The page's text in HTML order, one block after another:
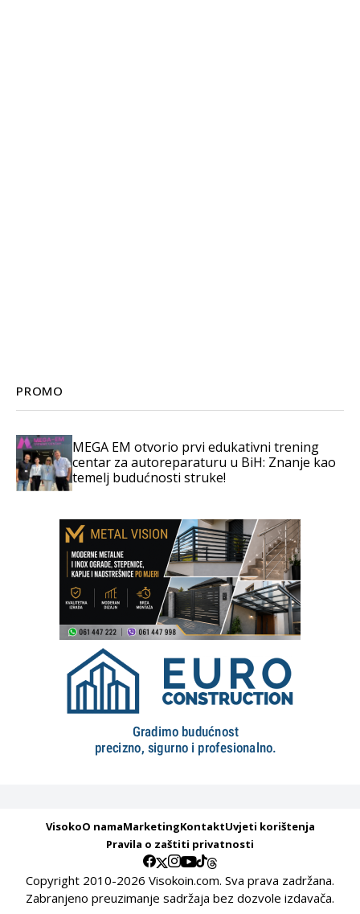
PROMO
MEGA EM otvorio prvi edukativni trening
centar za autoreparaturu u BiH: Znanje kao
temelj budućnosti struke!
VisokoO namaMarketingKontaktUvjeti korištenja
Pravila o zaštiti privatnosti
Copyright 2010-2026 Visokoin.com. Sva prava zadržana.
Zabranjeno preuzimanje sadržaja bez dozvole izdavača.